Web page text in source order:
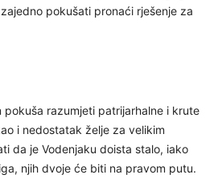
pokušati pronaći rješenje za
pokuša razumjeti patrijarhalne i krute
i nedostatak želje za velikim
da je Vodenjaku doista stalo, iako
njih dvoje će biti na pravom putu.